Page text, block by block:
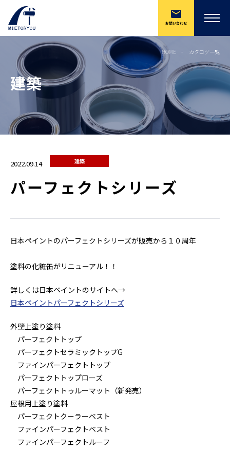
お問い合わせ
HOME カタログ一覧
建築
2022.09.14 建築
パーフェクトシリーズ
日本ペイントのパーフェクトシリーズが販売から１０周年
塗料の化粧缶がリニューアル！！
詳しくは日本ペイントのサイトへ→
日本ペイントパーフェクトシリーズ
外壁上塗り塗料
パーフェクトトップ
パーフェクトセラミックトップG
ファインパーフェクトトップ
パーフェクトトップローズ
パーフェクトトゥルーマット（新発売）
屋根用上塗り塗料
パーフェクトクーラーベスト
ファインパーフェクトベスト
ファインパーフェクトルーフ